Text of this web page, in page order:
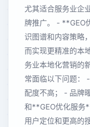
尤其适合服务业企
牌推广。 - **GEO
识图谱和内容策略
而实现更精准的本
务业本地化营销的
常面临以下问题：
配度不高； - 品牌
和**GEO优化服务
用户定位和更高的